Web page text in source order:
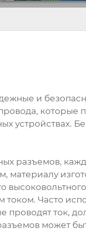
и
которые
устройствах.
разъемов,
материалу
Часто
проводят ток,
может